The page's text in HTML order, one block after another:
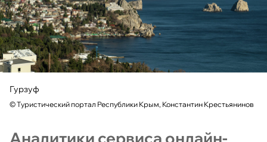
Гурзуф
©Туристический портал Республики Крым, Константин Крестьянинов
Аналитики сервиса онлайн-